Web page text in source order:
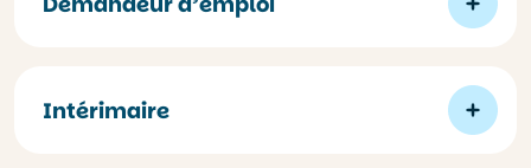
Intérimaire